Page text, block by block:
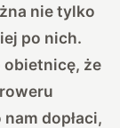
nie tylko
po nich.
że
dopłaci,